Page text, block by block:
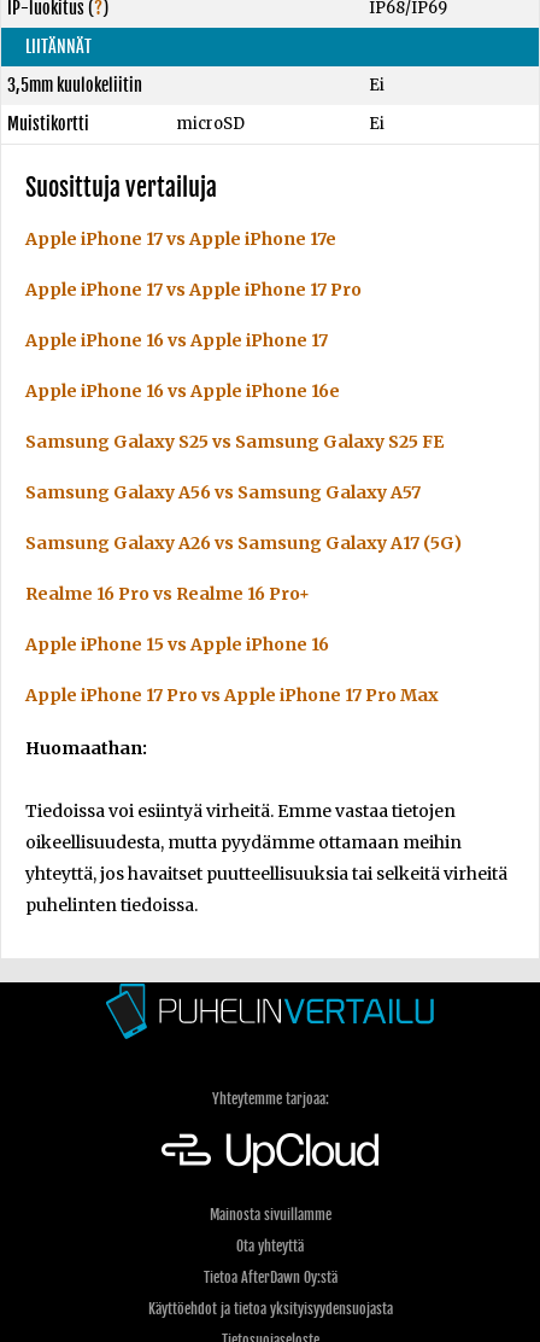
IP-luokitus(?)
IP68/IP69
LIITÄNNÄT
3,5mm kuulokeliitin
Ei
Muistikortti
microSD Ei
Suosittuja vertailuja
Apple iPhone 17 vs Apple iPhone 17e
Apple iPhone 17 vs Apple iPhone 17 Pro
Apple iPhone 16 vs Apple iPhone 17
Apple iPhone 16 vs Apple iPhone 16e
Samsung Galaxy S25 vs Samsung Galaxy S25 FE
Samsung Galaxy A56 vs Samsung Galaxy A57
Samsung Galaxy A26 vs Samsung Galaxy A17 (5G)
Realme 16 Pro vs Realme 16 Pro+
Apple iPhone 15 vs Apple iPhone 16
Apple iPhone 17 Pro vs Apple iPhone 17 Pro Max
Huomaathan:
Tiedoissa voi esiintyä virheitä. Emme vastaa tietojen
oikeellisuudesta, mutta pyydämme ottamaan meihin
yhteyttä, jos havaitset puutteellisuuksia tai selkeitä virheitä
puhelinten tiedoissa.
Yhteytemme tarjoaa:
Mainosta sivuillamme
Ota yhteyttä
Tietoa AfterDawn Oy:stä
Käyttöehdot ja tietoa yksityisyydensuojasta